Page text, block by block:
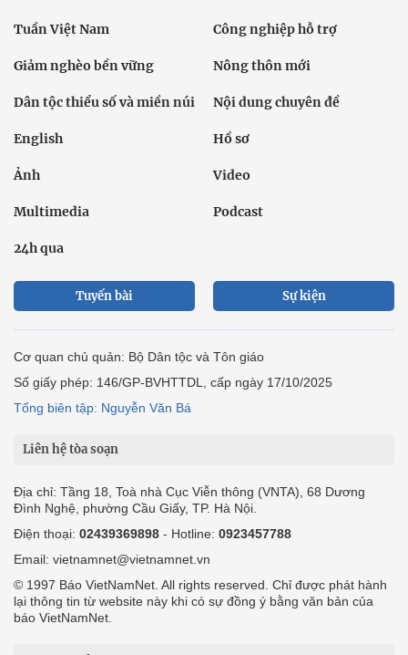
Tuần Việt Nam Công nghiệp hỗ trợ
Giảm nghèo bền vững Nông thôn mới
Dân tộc thiểu số và miền núi Nội dung chuyên đề
English Hồ sơ
Ảnh Video
Multimedia Podcast
24h qua
Tuyến bài Sự kiện
Cơ quan chủ quản: Bộ Dân tộc và Tôn giáo
Số giấy phép: 146/GP-BVHTTDL, cấp ngày 17/10/2025
Tổng biên tập: Nguyễn Văn Bá
Liên hệ tòa soạn
Địa chỉ: Tầng 18, Toà nhà Cục Viễn thông (VNTA), 68 Dương
Đình Nghệ, phường Cầu Giấy, TP. Hà Nội.
Điện thoại: 02439369898 - Hotline: 0923457788
Email: vietnamnet@vietnamnet.vn
© 1997 Báo VietNamNet. All rights reserved. Chỉ được phát hành
lại thông tin từ website này khi có sự đồng ý bằng văn bản của
báo VietNamNet.